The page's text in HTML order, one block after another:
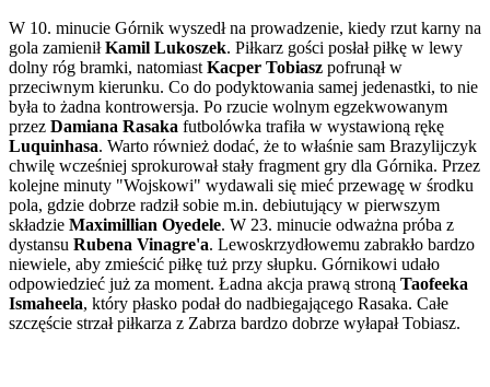
W 10. minucie Górnik wyszedł na prowadzenie, kiedy rzut karny na
gola zamieniłKamil Lukoszek. Piłkarz gości posłał piłkę w lewy
dolny róg bramki, natomiast Kacper Tobiasz pofrunął w
przeciwnym kierunku. Co do podyktowania samej jedenastki, to nie
była to żadna kontrowersja. Po rzucie wolnym egzekwowanym
przez Damiana Rasaka futbolówka trafiła w wystawioną rękę
Luquinhasa. Warto również dodać, że to właśnie sam Brazylijczyk
chwilę wcześniej sprokurował stały fragment gry dla Górnika. Przez
kolejne minuty "Wojskowi" wydawali się mieć przewagę w środku
pola, gdzie dobrze radził sobie m.in. debiutujący w pierwszym
składzie Maximillian Oyedele. W 23. minucie odważna próba z
dystansu Rubena Vinagre'a. Lewoskrzydłowemu zabrakło bardzo
niewiele, aby zmieścić piłkę tuż przy słupku. Górnikowi udało
odpowiedzieć już za moment. Ładna akcja prawą stroną Taofeeka
Ismaheela, który płasko podał do nadbiegającego Rasaka. Całe
szczęście strzał piłkarza z Zabrza bardzo dobrze wyłapał Tobiasz.